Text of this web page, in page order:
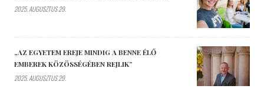
2025. AUGUSZTUS 29.
„AZ EGYETEM EREJE MINDIG A BENNE ÉLŐ
EMBEREK KÖZÖSSÉGÉBEN REJLIK”
2025. AUGUSZTUS 29.